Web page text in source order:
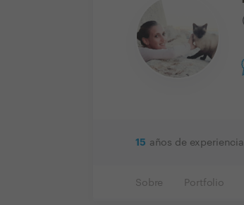
15 años de experiencia
Sobre Portfolio